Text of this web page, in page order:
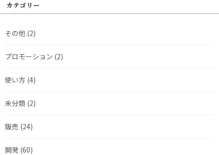
カテゴリー
その他 (2)
プロモーション (2)
使い方 (4)
未分類 (2)
販売 (24)
開発 (60)